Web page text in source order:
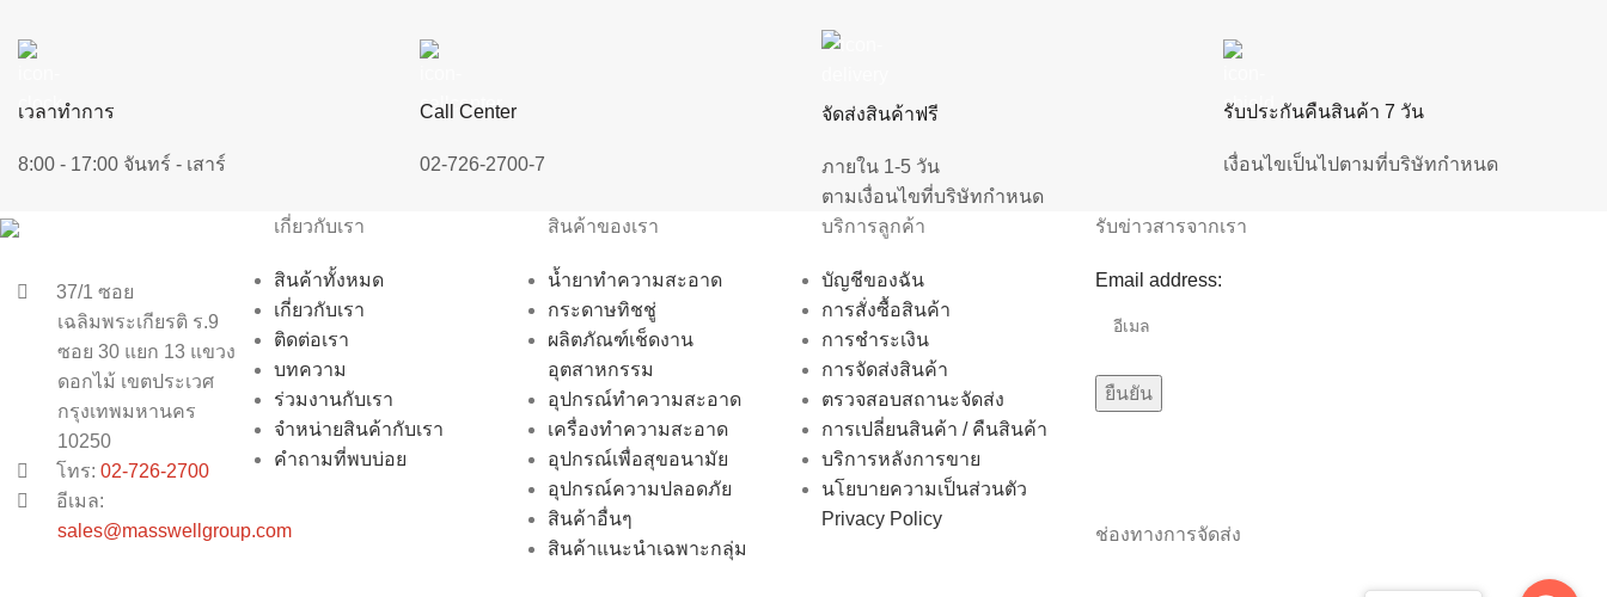
เวลาทำการ
8:00 - 17:00 จันทร์ - เสาร์
Call Center
02-726-2700-7
จัดส่งสินค้าฟรี
ภายใน 1-5 วัน
ตามเงื่อนไขที่บริษัทกำหนด
รับประกันคืนสินค้า 7 วัน
เงื่อนไขเป็นไปตามที่บริษัทกำหนด
37/1 ซอย
เฉลิมพระเกียรติ ร.9
ซอย 30 แยก 13 แขวง
ดอกไม้ เขตประเวศ
กรุงเทพมหานคร
10250
โทร: 02-726-2700
อีเมล:
sales@masswellgroup.com
เกี่ยวกับเรา
สินค้าทั้งหมด
เกี่ยวกับเรา
ติดต่อเรา
บทความ
ร่วมงานกับเรา
จำหน่ายสินค้ากับเรา
คำถามที่พบบ่อย
สินค้าของเรา
น้ำยาทำความสะอาด
กระดาษทิชชู่
ผลิตภัณฑ์เช็ดงาน
อุตสาหกรรม
อุปกรณ์ทำความสะอาด
เครื่องทำความสะอาด
อุปกรณ์เพื่อสุขอนามัย
อุปกรณ์ความปลอดภัย
สินค้าอื่นๆ
สินค้าแนะนำเฉพาะกลุ่ม
บริการลูกค้า
บัญชีของฉัน
การสั่งซื้อสินค้า
การชำระเงิน
การจัดส่งสินค้า
ตรวจสอบสถานะจัดส่ง
การเปลี่ยนสินค้า / คืนสินค้า
บริการหลังการขาย
นโยบายความเป็นส่วนตัว
Privacy Policy
รับข่าวสารจากเรา
Email address:
ช่องทางการจัดส่ง